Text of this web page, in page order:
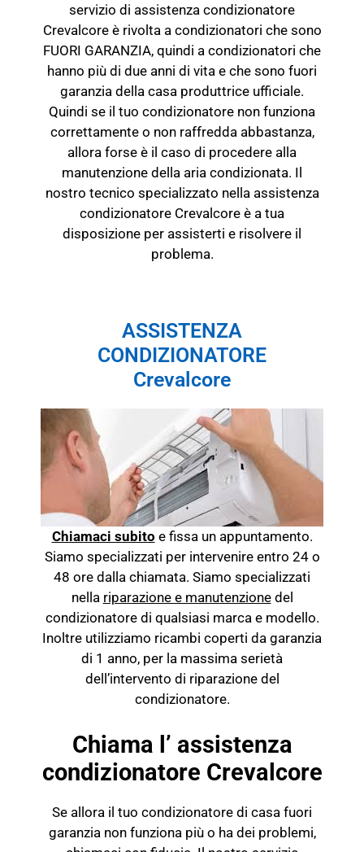
servizio di assistenza condizionatore
Crevalcore è rivolta a condizionatori che sono
FUORI GARANZIA, quindi a condizionatori che
hanno più di due anni di vita e che sono fuori
garanzia della casa produttrice ufficiale.
Quindi se il tuo condizionatore non funziona
correttamente o non raffredda abbastanza,
allora forse è il caso di procedere alla
manutenzione della aria condizionata. Il
nostro tecnico specializzato nella assistenza
condizionatore Crevalcore è a tua
disposizione per assisterti e risolvere il
problema.
ASSISTENZA
CONDIZIONATORE
Crevalcore
Chiamaci subito e fissa un appuntamento.
Siamo specializzati per intervenire entro 24 o
48 ore dalla chiamata. Siamo specializzati
nella riparazione e manutenzionedel
condizionatore di qualsiasi marca e modello.
Inoltre utilizziamo ricambi coperti da garanzia
di 1 anno, per la massima serietà
dell’intervento di riparazione del
condizionatore.
Chiama l’ assistenza
condizionatore Crevalcore
Se allora il tuo condizionatore di casa fuori
garanzia non funziona più o ha dei problemi,